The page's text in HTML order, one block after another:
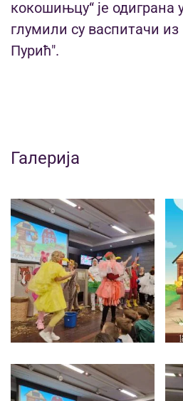
кокошињцу“ је одиграна
глумили су васпитачи
Пурић".
Галерија